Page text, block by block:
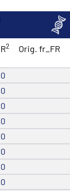
R2 Orig. fr_FR
0
0
0
0
0
0
0
0